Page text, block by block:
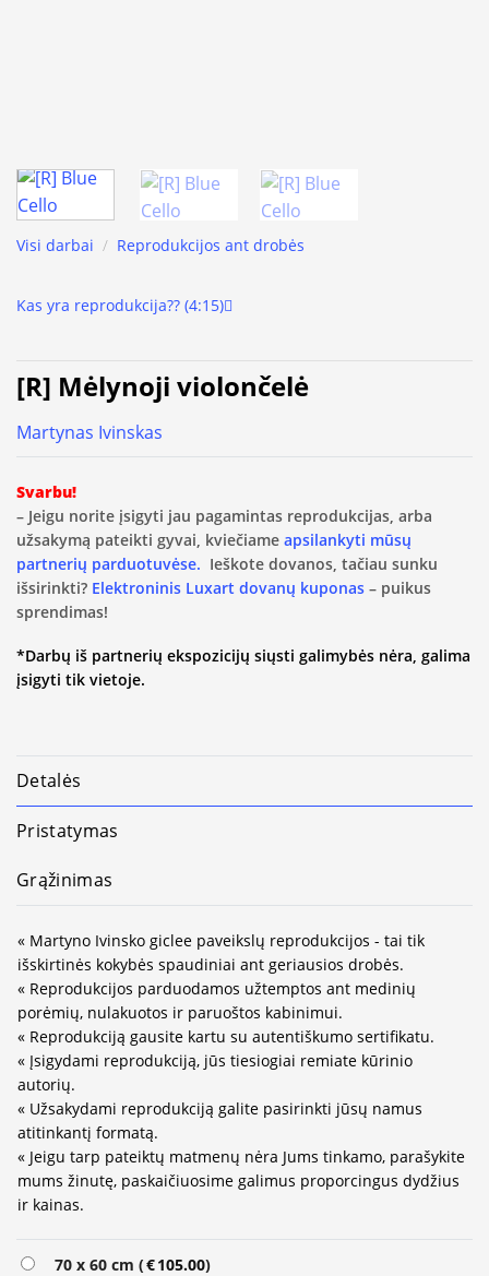
Visi darbai / Reprodukcijos ant drobės
Kas yra reprodukcija?? (4:15)
[R] Mėlynoji violončelė
Martynas Ivinskas
Svarbu!
– Jeigu norite įsigyti jau pagamintas reprodukcijas, arba
užsakymą pateikti gyvai, kviečiame apsilankyti mūsų
partnerių parduotuvėse. Ieškote dovanos, tačiau sunku
išsirinkti? Elektroninis Luxart dovanų kuponas – puikus
sprendimas!
*Darbų iš partnerių ekspozicijų siųsti galimybės nėra, galima
įsigyti tik vietoje.
Detalės
Pristatymas
Grąžinimas
« Martyno Ivinsko giclee paveikslų reprodukcijos - tai tik
išskirtinės kokybės spaudiniai ant geriausios drobės.
« Reprodukcijos parduodamos užtemptos ant medinių
porėmių, nulakuotos ir paruoštos kabinimui.
« Reprodukciją gausite kartu su autentiškumo sertifikatu.
« Įsigydami reprodukciją, jūs tiesiogiai remiate kūrinio
autorių.
« Užsakydami reprodukciją galite pasirinkti jūsų namus
atitinkantį formatą.
« Jeigu tarp pateiktų matmenų nėra Jums tinkamo, parašykite
mums žinutę, paskaičiuosime galimus proporcingus dydžius
ir kainas.
70 x 60 cm (€105.00)
Alternative: